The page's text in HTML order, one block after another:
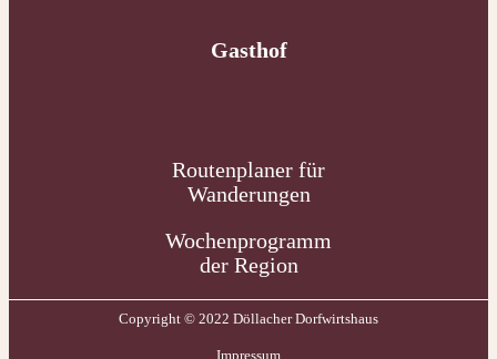
Gasthof
Routenplaner für
Wanderungen
Wochenprogramm
der Region
Copyright © 2022 Döllacher Dorfwirtshaus
Impressum